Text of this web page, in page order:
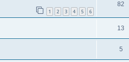
1 2 3 4 5 6
82
13
5